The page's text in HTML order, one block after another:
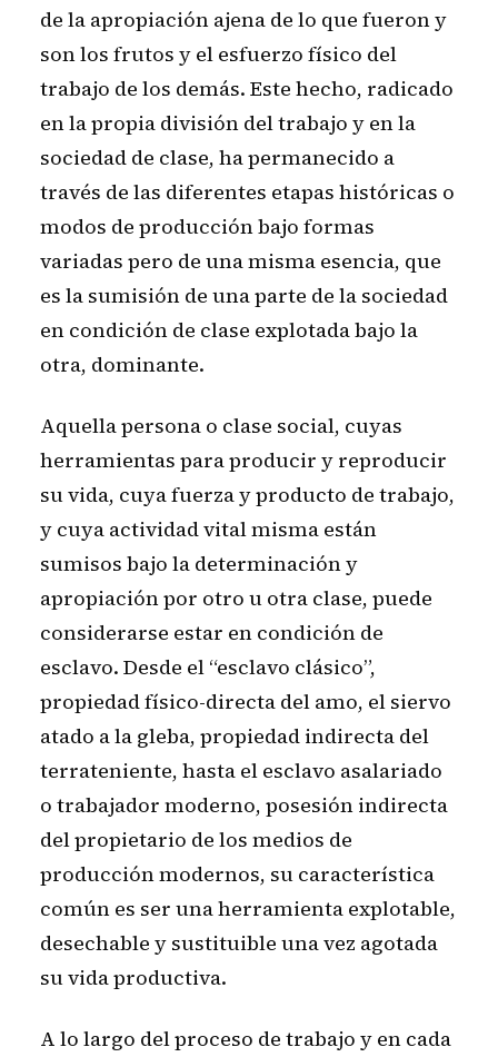
de la apropiación ajena de lo que fueron y
son los frutos y el esfuerzo físico del
trabajo de los demás. Este hecho, radicado
en la propia división del trabajo y en la
sociedad de clase, ha permanecido a
través de las diferentes etapas históricas o
modos de producción bajo formas
variadas pero de una misma esencia, que
es la sumisión de una parte de la sociedad
en condición de clase explotada bajo la
otra, dominante.
Aquella persona o clase social, cuyas
herramientas para producir y reproducir
su vida, cuya fuerza y producto de trabajo,
y cuya actividad vital misma están
sumisos bajo la determinación y
apropiación por otro u otra clase, puede
considerarse estar en condición de
esclavo. Desde el “esclavo clásico”,
propiedad físico-directa del amo, el siervo
atado a la gleba, propiedad indirecta del
terrateniente, hasta el esclavo asalariado
o trabajador moderno, posesión indirecta
del propietario de los medios de
producción modernos, su característica
común es ser una herramienta explotable,
desechable y sustituible una vez agotada
su vida productiva.
A lo largo del proceso de trabajo y en cada